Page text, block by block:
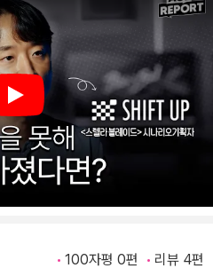
Play
100자평 0편 리뷰 4편